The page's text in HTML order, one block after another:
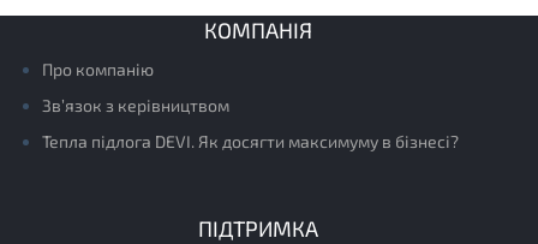
КОМПАНІЯ
Про компанію
Зв’язок з керівництвом
Тепла підлога DEVI. Як досягти максимуму в бізнесі?
ПІДТРИМКА